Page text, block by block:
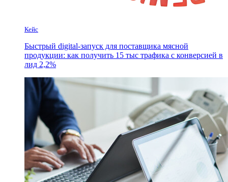
Кейс
Быстрый digital-запуск для поставщика мясной
продукции: как получить 15 тыс трафика с конверсией в
лид 2,2%